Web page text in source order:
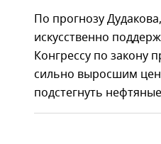
По прогнозу
искусственно
Конгрессу по закону
сильно выросшим
подстегнуть